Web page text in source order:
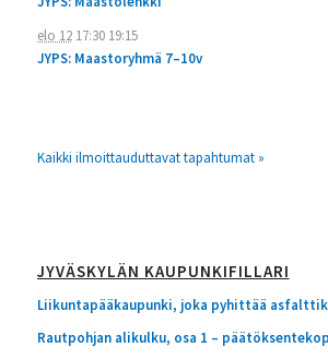
elo 1217:30 19:15
JYPS: Maastoryhmä 7–10v
Kaikki ilmoittauduttavat tapahtumat »
JYVÄSKYLÄN KAUPUNKIFILLARI
Liikuntapääkaupunki, joka pyhittää
Rautpohjan alikulku, osa 1 –